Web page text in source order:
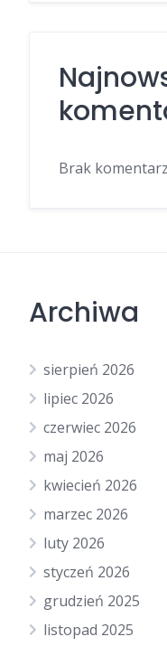
Brak
Archiwa
sierpień 2026
lipiec 2026
czerwiec 2026
maj 2026
kwiecień 2026
marzec 2026
luty 2026
styczeń 2026
grudzień 2025
listopad 2025